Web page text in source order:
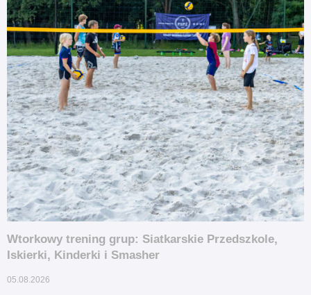
Wtorkowy trening grup: Siatkarskie Przedszkole,
Iskierki, Kinderki i Smasher
05.08.2026